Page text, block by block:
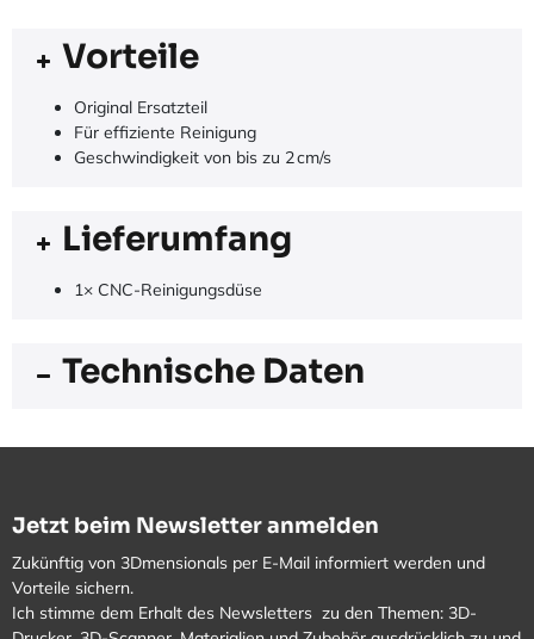
Vorteile
Original Ersatzteil
Für effiziente Reinigung
Geschwindigkeit von bis zu 2 cm/s
Lieferumfang
1× CNC-Reinigungsdüse
Technische Daten
Jetzt beim Newsletter anmelden
Zukünftig von 3Dmensionals per E-Mail informiert werden und
Vorteile sichern.
Ich stimme dem Erhalt des Newsletters zu den Themen: 3D-